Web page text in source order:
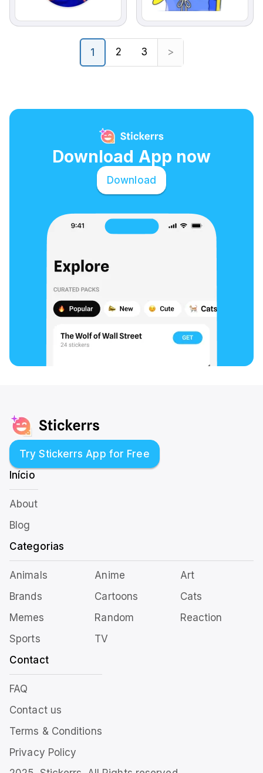
1 2 3 >
Download App now
Download
Try Stickerrs App for Free
Início
About
Blog
Categorias
Animals Anime
Art
Brands
Cartoons
Cats
Memes
Random
Reaction
Sports
TV
Contact
FAQ
Contact us
Terms & Conditions
Privacy Policy